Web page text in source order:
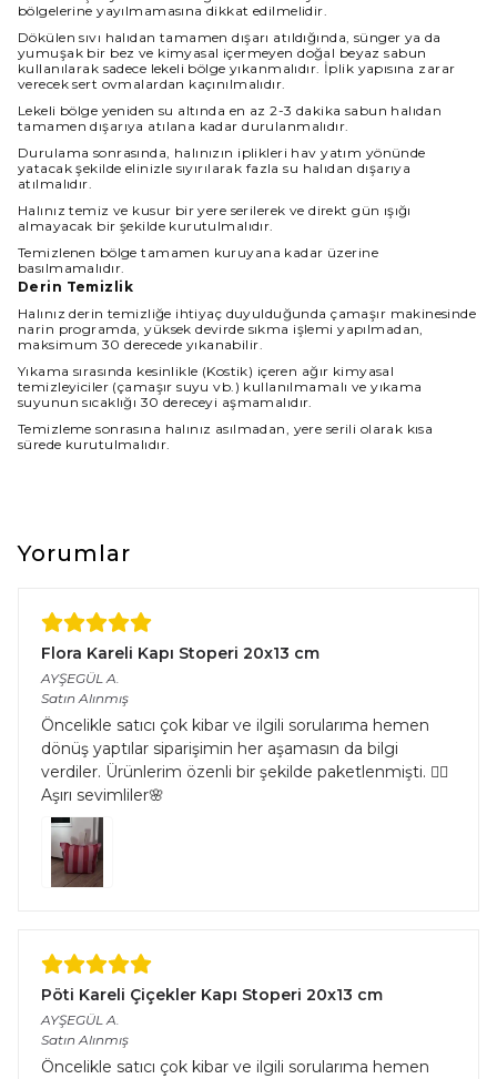
bölgelerine yayılmamasına dikkat edilmelidir.
Dökülen sıvı halıdan tamamen dışarı atıldığında, sünger ya da
yumuşak bir bez ve kimyasal içermeyen doğal beyaz sabun
kullanılarak sadece lekeli bölge yıkanmalıdır. İplik yapısına zarar
verecek sert ovmalardan kaçınılmalıdır.
Lekeli bölge yeniden su altında en az 2-3 dakika sabun halıdan
tamamen dışarıya atılana kadar durulanmalıdır.
Durulama sonrasında, halınızın iplikleri hav yatım yönünde
yatacak şekilde elinizle sıyırılarak fazla su halıdan dışarıya
atılmalıdır.
Halınız temiz ve kusur bir yere serilerek ve direkt gün ışığı
almayacak bir şekilde kurutulmalıdır.
Temizlenen bölge tamamen kuruyana kadar üzerine
basılmamalıdır.
Derin Temizlik
Halınız derin temizliğe ihtiyaç duyulduğunda çamaşır makinesinde
narin programda, yüksek devirde sıkma işlemi yapılmadan,
maksimum 30 derecede yıkanabilir.
Yıkama sırasında kesinlikle (Kostik) içeren ağır kimyasal
temizleyiciler (çamaşır suyu vb.) kullanılmamalı ve yıkama
suyunun sıcaklığı 30 dereceyi aşmamalıdır.
Temizleme sonrasına halınız asılmadan, yere serili olarak kısa
sürede kurutulmalıdır.
Yorumlar
Flora Kareli Kapı Stoperi 20x13 cm
AYŞEGÜL A.
Satın Alınmış
Öncelikle satıcı çok kibar ve ilgili sorularıma hemen
dönüş yaptılar siparişimin her aşamasın da bilgi
verdiler. Ürünlerim özenli bir şekilde paketlenmişti. 👌🏻
Aşırı sevimliler🌸
Pöti Kareli Çiçekler Kapı Stoperi 20x13 cm
AYŞEGÜL A.
Satın Alınmış
Öncelikle satıcı çok kibar ve ilgili sorularıma hemen